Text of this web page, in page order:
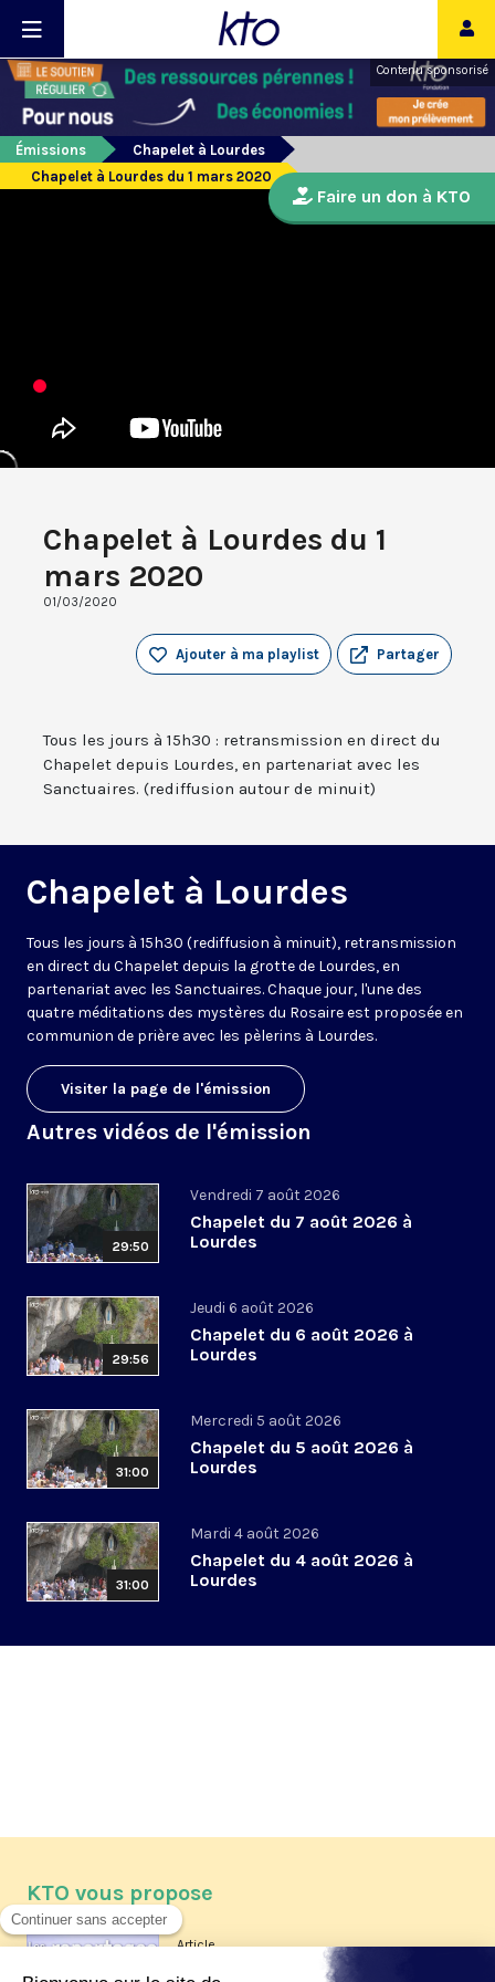
Contenu sponsorisé
Émissions
Chapelet à Lourdes
Chapelet à Lourdes du 1 mars 2020
Chapelet à Lourdes du 1
mars 2020
01/03/2020
Partager
Ajouter à ma playlist
Tous les jours à 15h30 : retransmission en direct du
Chapelet depuis Lourdes, en partenariat avec les
Sanctuaires. (rediffusion autour de minuit)
Chapelet à Lourdes
Tous les jours à 15h30 (rediffusion à minuit), retransmission
en direct du Chapelet depuis la grotte de Lourdes, en
partenariat avec les Sanctuaires. Chaque jour, l'une des
quatre méditations des mystères du Rosaire est proposée en
communion de prière avec les pèlerins à Lourdes.
Visiter la page de l'émission
Autres vidéos de l'émission
29:50
Vendredi 7 août 2026
Chapelet du 7 août 2026 à
Lourdes
29:56
Jeudi 6 août 2026
Chapelet du 6 août 2026 à
Lourdes
31:00
Mercredi 5 août 2026
Chapelet du 5 août 2026 à
Lourdes
31:00
Mardi 4 août 2026
Chapelet du 4 août 2026 à
Lourdes
Faire un don à KTO
KTO vous propose
Article
Les reportages d'été 2026 de KTO